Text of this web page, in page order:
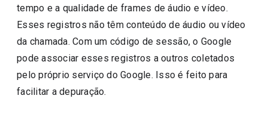
tempo e a qualidade de frames de áudio e vídeo.
Esses registros não têm conteúdo de áudio ou vídeo
da chamada. Com um código de sessão, o Google
pode associar esses registros a outros coletados
pelo próprio serviço do Google. Isso é feito para
facilitar a depuração.